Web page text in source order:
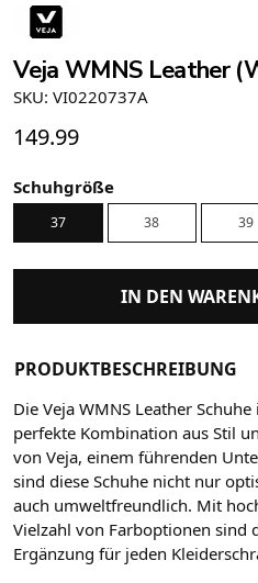
Veja WMNS Leather
SKU: VI0220737A
149.99
Schuhgröße
37 38 39
IN DEN
PRODUKTBESCHREIBUNG
Die Veja WMNS Leather
perfekte Kombination aus Stil
von Veja, einem führenden
sind diese Schuhe nicht nur
auch umweltfreundlich. Mit
Vielzahl von Farboptionen sind
Ergänzung für jeden